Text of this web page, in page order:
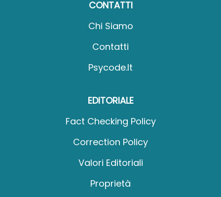
CONTATTI
Chi Siamo
Contatti
Psycode.it
EDITORIALE
Fact Checking Policy
Correction Policy
Valori Editoriali
Proprietà